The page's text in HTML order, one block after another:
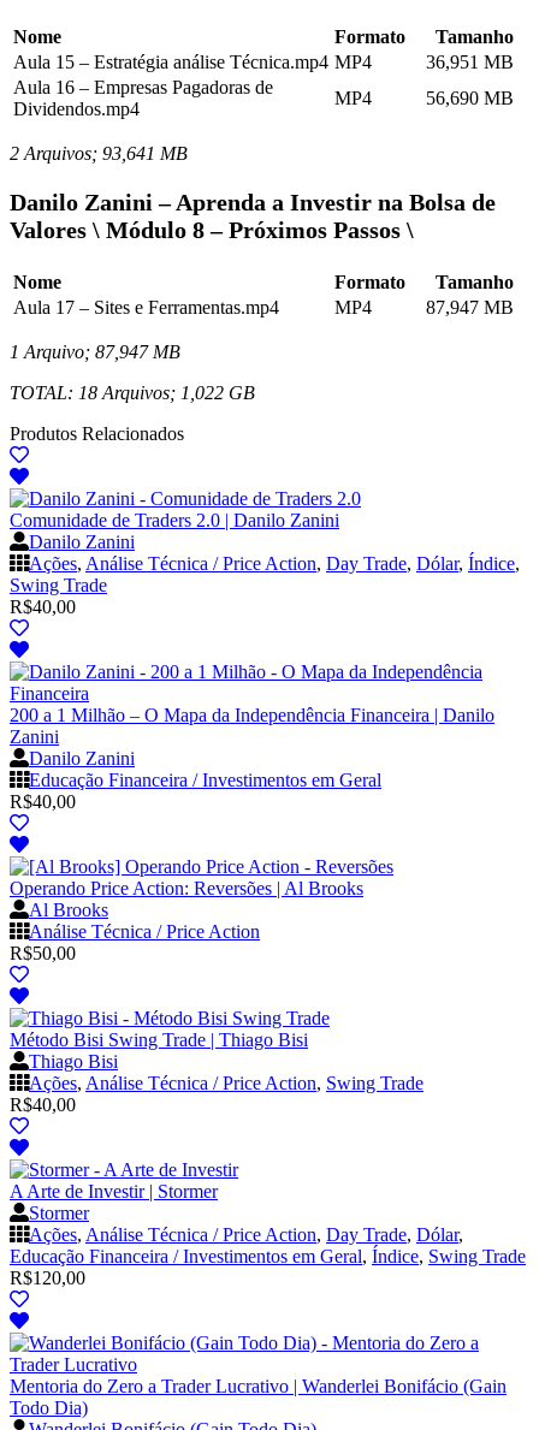
Nome Formato
Tamanho
Aula 15 – Estratégia análise Técnica.mp4 MP4
36,951 MB
Aula 16 – Empresas Pagadoras de
Dividendos.mp4
MP4 56,690 MB
2 Arquivos; 93,641 MB
Danilo Zanini – Aprenda a Investir na Bolsa de
Valores \ Módulo 8 – Próximos Passos \
Nome Formato
Tamanho
Aula 17 – Sites e Ferramentas.mp4
MP4 87,947 MB
1 Arquivo; 87,947 MB
TOTAL: 18 Arquivos; 1,022 GB
Produtos Relacionados
Comunidade de Traders 2.0 | Danilo Zanini
Danilo Zanini
Ações, Análise Técnica / Price Action, Day Trade, Dólar, Índice,
Swing Trade
R$40,00
200 a 1 Milhão – O Mapa da Independência Financeira | Danilo
Zanini
Danilo Zanini
Educação Financeira / Investimentos em Geral
R$40,00
Operando Price Action: Reversões | Al Brooks
Al Brooks
Análise Técnica / Price Action
R$50,00
Método Bisi Swing Trade | Thiago Bisi
Thiago Bisi
Ações, Análise Técnica / Price Action, Swing Trade
R$40,00
A Arte de Investir | Stormer
Stormer
Ações, Análise Técnica / Price Action, Day Trade, Dólar,
Educação Financeira / Investimentos em Geral, Índice, Swing Trade
R$120,00
Mentoria do Zero a Trader Lucrativo | Wanderlei Bonifácio (Gain
Todo Dia)